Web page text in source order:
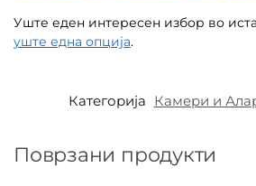
Уште еден интересен избор во
уште една опција.
Категорија Камери и
Поврзани продукти